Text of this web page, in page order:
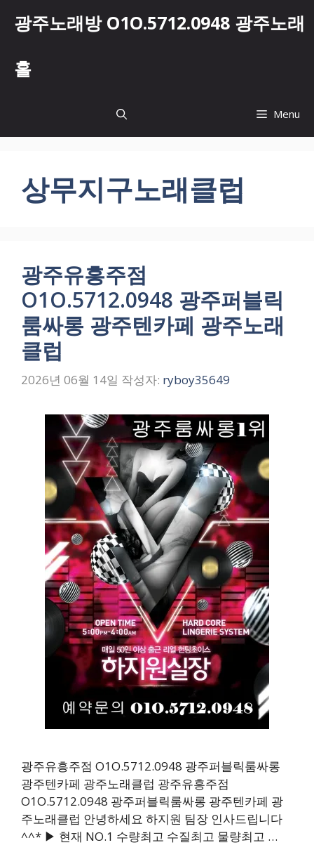
광주노래방 O1O.5712.0948 광주노래
홀
Menu
상무지구노래클럽
광주유흥주점
O1O.5712.0948 광주퍼블릭
룸싸롱 광주텐카페 광주노래
클럽
2026년 06월 14일 작성자: ryboy35649
광주유흥주점 O1O.5712.0948 광주퍼블릭룸싸롱
광주텐카페 광주노래클럽 광주유흥주점
O1O.5712.0948 광주퍼블릭룸싸롱 광주텐카페 광
주노래클럽 안녕하세요 하지원 팀장 인사드립니다
^^* ▶ 현재 NO.1 수량최고 수질최고 물량최고 …